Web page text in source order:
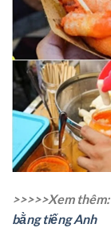
>>>>>Xem thêm:
bằng tiếng Anh